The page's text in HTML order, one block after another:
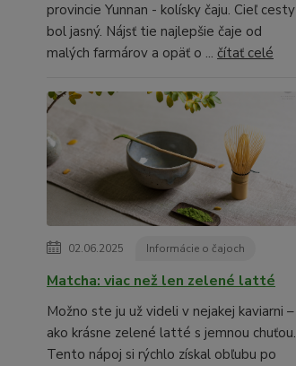
provincie Yunnan - kolísky čaju. Cieľ cesty
bol jasný. Nájsť tie najlepšie čaje od
malých farmárov a opäť o ... čítať celé
02.06.2025 Informácie o čajoch
Matcha: viac než len zelené latté
Možno ste ju už videli v nejakej kaviarni –
ako krásne zelené latté s jemnou chuťou.
Tento nápoj si rýchlo získal obľubu po